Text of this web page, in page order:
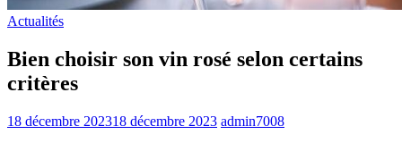
Actualités
Bien choisir son vin rosé selon certains
critères
18 décembre 202318 décembre 2023 admin7008